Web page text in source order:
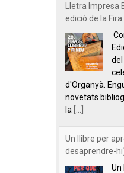
Lletra Impresa
edició de la
del
d'Organyà.
novetats
la
Un llibre per
desaprendre-
Un